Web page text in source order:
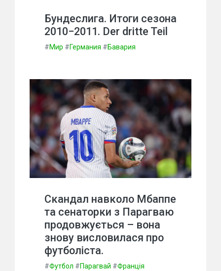
Бундеслига. Итоги сезона
2010−2011. Der dritte Teil
#Мир #Германия #Бавария
Скандал навколо Мбаппе
та сенаторки з Парагваю
продовжується – вона
знову висловилася про
футболіста.
#Футбол #Парагвай #Франція